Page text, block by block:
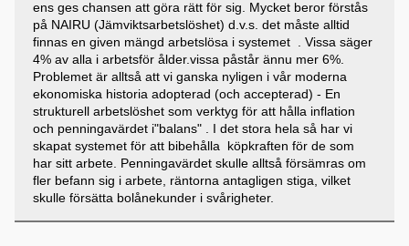
ens ges chansen att göra rätt för sig. Mycket beror förstås
på NAIRU (Jämviktsarbetslöshet) d.v.s. det måste alltid
finnas en given mängd arbetslösa i systemet . Vissa säger
4% av alla i arbetsför ålder.vissa påstår ännu mer 6%.
Problemet är alltså att vi ganska nyligen i vår moderna
ekonomiska historia adopterad (och accepterad) - En
strukturell arbetslöshet som verktyg för att hålla inflation
och penningavärdet i"balans" . I det stora hela så har vi
skapat systemet för att bibehålla köpkraften för de som
har sitt arbete. Penningavärdet skulle alltså försämras om
fler befann sig i arbete, räntorna antagligen stiga, vilket
skulle försätta bolånekunder i svårigheter.